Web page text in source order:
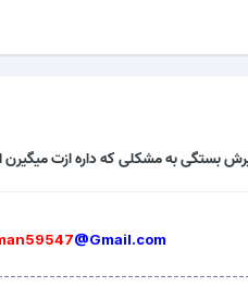
مشکلی که داره ازت میگیرن از 25000 تا بالا یا
@Gmail.com